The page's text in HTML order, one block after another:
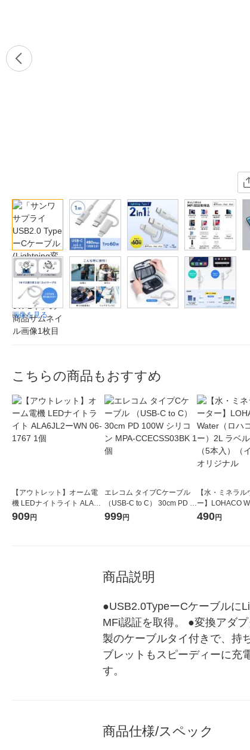
画像を見る
こちらの商品もおすすめ
【アウトレット】オーム電
機 LEDナイトライト ALA6J
L2ーWN 06-1767 1個
909円
エレコム タイプCケーブル
（USB-C to C） 30cm PD 1
00W シリコン MPA-CCECS
999円
【水・ミネラル
ー】LOHACO
コウォーター）
490円
商品説明
●USB2.0TypeーCケーブルに
MFi認証を取得。 ●変換アダ
製のケーブルタイ付きで、持
ブレットもスピーディーに充
す。
商品仕様/スペック